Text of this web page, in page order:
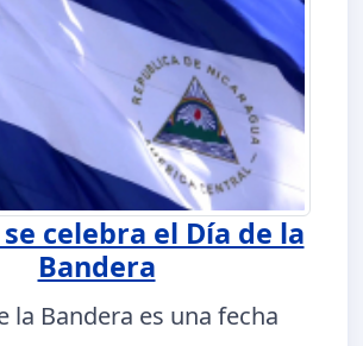
celebra el Día de la
Bandera
la Bandera es una fecha